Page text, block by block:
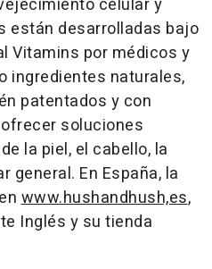
celular y
están desarrolladas bajo
Vitamins por médicos y
ingredientes naturales,
patentados y con
soluciones
la piel, el cabello, la
general. En España, la
www.hushandhush,es,
Inglés y su tienda